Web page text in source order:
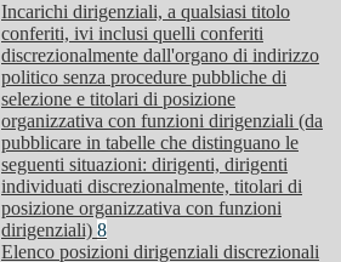
Incarichi dirigenziali, a qualsiasi titolo
conferiti, ivi inclusi quelli conferiti
discrezionalmente dall'organo di indirizzo
politico senza procedure pubbliche di
selezione e titolari di posizione
organizzativa con funzioni dirigenziali (da
pubblicare in tabelle che distinguano le
seguenti situazioni: dirigenti, dirigenti
individuati discrezionalmente, titolari di
posizione organizzativa con funzioni
dirigenziali) 8
Elenco posizioni dirigenziali discrezionali